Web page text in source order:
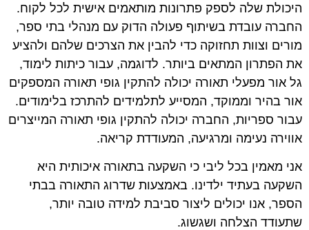
היכולת שלה לספק פתרונות מותאמים אישית לכל לקוח.
החברה עובדת בשיתוף פעולה הדוק עם מנהלי בתי ספר,
מורים וצוות תחזוקה כדי להבין את הצרכים שלהם ולהציע
את הפתרון המתאים ביותר. לדוגמה, עבור כיתות לימוד,
גל אור מפעלי תאורה יכולה להתקין גופי תאורה המספקים
אור בהיר וממוקד, המסייע לתלמידים להתרכז בלימודים.
עבור ספריות, החברה יכולה להתקין גופי תאורה המייצרים
אווירה נעימה ומרגיעה, המעודדת קריאה.
אני מאמין בכל ליבי כי השקעה בתאורה איכותית היא
השקעה בעתיד ילדינו. באמצעות שדרוג התאורה בבתי
הספר, אנו יכולים ליצור סביבת למידה טובה יותר,
שתעודד הצלחה ושגשוג.